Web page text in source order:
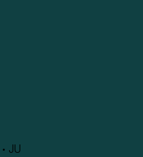
· JU